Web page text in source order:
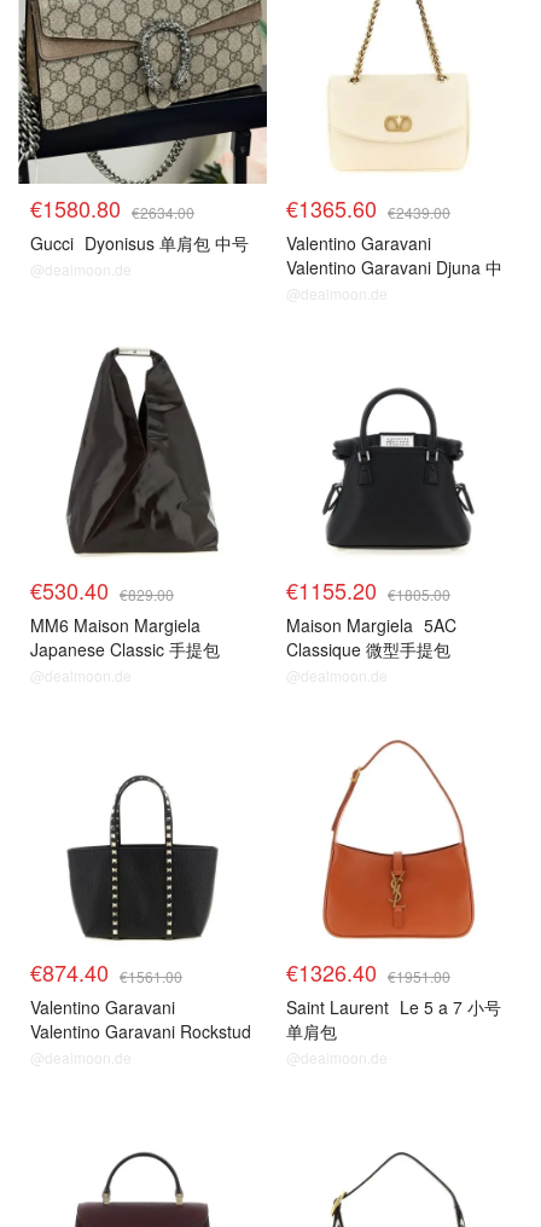
€1580.80 €2634.00
Gucci Dyonisus 单肩包 中号
@dealmoon.de
€1365.60 €2439.00
Valentino Garavani
Valentino Garavani Djuna 中
号肩包
@dealmoon.de
€530.40 €829.00
MM6 Maison Margiela
Japanese Classic 手提包
@dealmoon.de
€1155.20 €1805.00
Maison Margiela 5AC
Classique 微型手提包
@dealmoon.de
€874.40 €1561.00
Valentino Garavani
Valentino Garavani Rockstud
迷你购物包
@dealmoon.de
€1326.40 €1951.00
Saint Laurent Le 5 a 7 小号
单肩包
@dealmoon.de